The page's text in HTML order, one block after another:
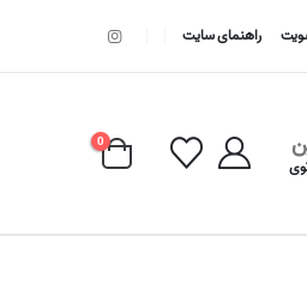
راهنمای سایت
0